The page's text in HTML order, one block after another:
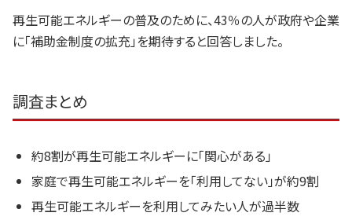
再生可能エネルギーの普及のために、43％の人が政府や企業
に「補助金制度の拡充」を期待すると回答しました。
調査まとめ
約8割が再生可能エネルギーに「関心がある」
家庭で再生可能エネルギーを「利用してない」が約9割
再生可能エネルギーを利用してみたい人が過半数